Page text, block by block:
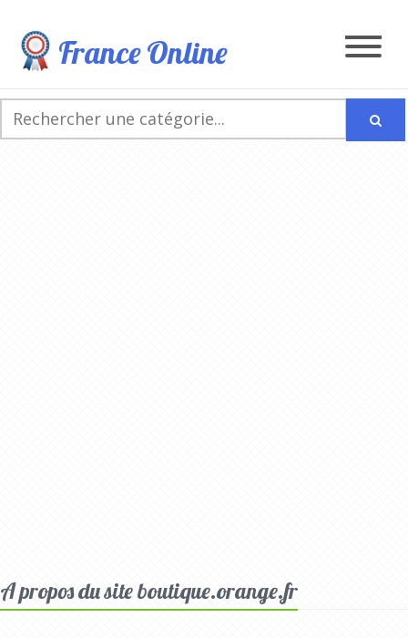
France Online
A propos du site boutique.orange.fr